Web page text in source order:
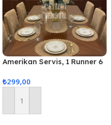
Amerikan Servis, 1 Runner 6
Masa Örtüsü Seti, Servis
₺299,00
Sepete Ekle